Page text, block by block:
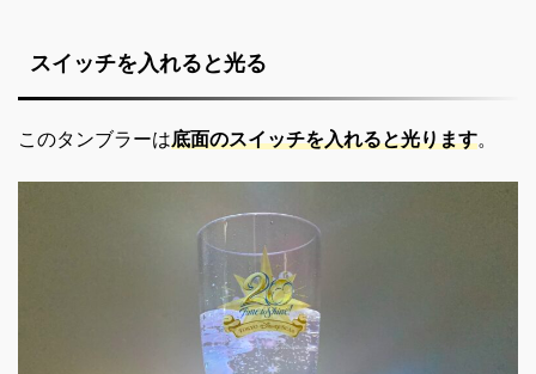
スイッチを入れると光る
このタンブラーは底面のスイッチを入れると光ります。